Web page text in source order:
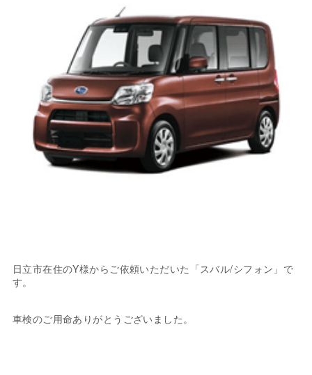
日立市在住のY様からご依頼いただいた「スバル/シフォン」で
す。
車検のご用命ありがとうございました。